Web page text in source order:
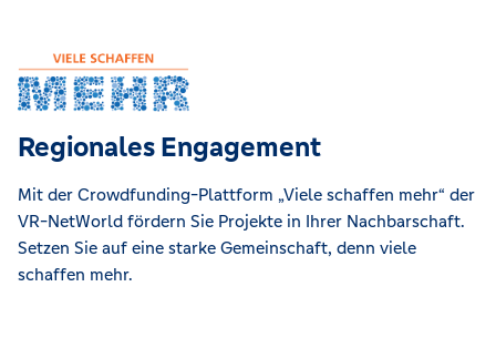
Regionales Engagement
Mit der Crowdfunding-Plattform „Viele schaffen mehr“ der
VR-NetWorld fördern Sie Projekte in Ihrer Nachbarschaft.
Setzen Sie auf eine starke Gemeinschaft, denn viele
schaffen mehr.